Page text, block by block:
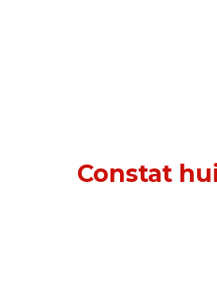
Constat